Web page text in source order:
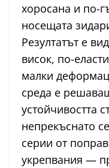
хоросана и по-
носещата
Резултатът е
висок, по-
малки
среда е
устойчивостта
непрекъснато
серии от
укрепвания —